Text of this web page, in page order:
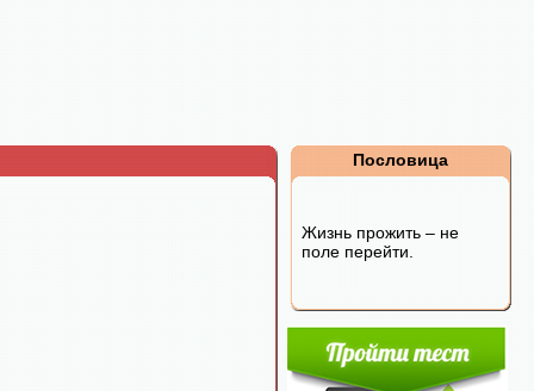
Пословица
Жизнь прожить – не
поле перейти.